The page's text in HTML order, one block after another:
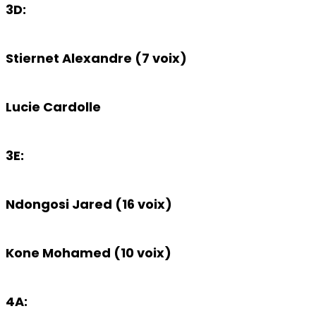
3D:
Stiernet Alexandre (7 voix)
Lucie Cardolle
3E:
Ndongosi Jared (16 voix)
Kone Mohamed (10 voix)
4A: